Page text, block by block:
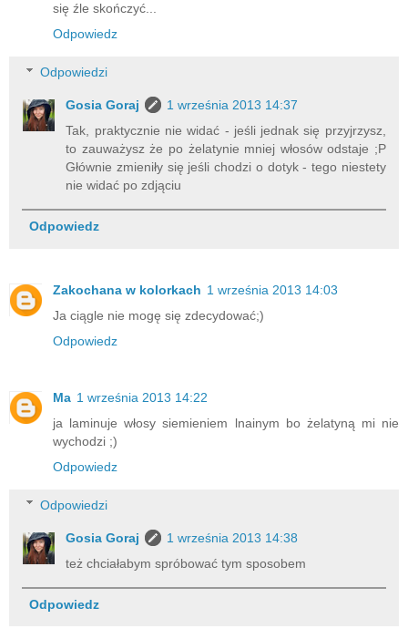
się źle skończyć...
Odpowiedz
Odpowiedzi
Gosia Goraj
1 września 2013 14:37
Tak, praktycznie nie widać - jeśli jednak się przyjrzysz,
to zauważysz że po żelatynie mniej włosów odstaje ;P
Głównie zmieniły się jeśli chodzi o dotyk - tego niestety
nie widać po zdjąciu
Odpowiedz
Zakochana w kolorkach 1 września 2013 14:03
Ja ciągle nie mogę się zdecydować;)
Odpowiedz
Ma 1 września 2013 14:22
ja laminuje włosy siemieniem lnainym bo żelatyną mi nie
wychodzi ;)
Odpowiedz
Odpowiedzi
Gosia Goraj
1 września 2013 14:38
też chciałabym spróbować tym sposobem
Odpowiedz